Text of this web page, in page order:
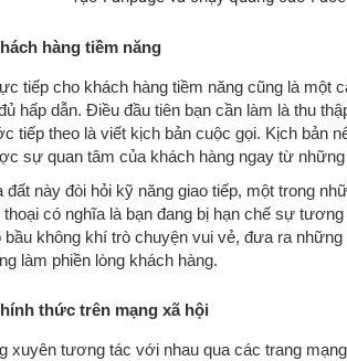
hàng tiềm năng
tiếp cho khách hàng tiềm năng cũng là một
hấp dẫn. Điều đầu tiên bạn cần làm là thu
tiếp theo là viết kịch bản cuộc gọi. Kịch bản
sự quan tâm của khách hàng ngay từ những
này đòi hỏi kỹ năng giao tiếp, một trong
thoại có nghĩa là bạn đang bị hạn chế sự
không khí trò chuyện vui vẻ, đưa ra
làm phiền lòng khách hàng.
thức trên mạng xã hội
xuyên tương tác với nhau qua các trang